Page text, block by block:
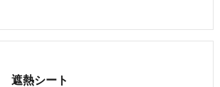
遮熱シート